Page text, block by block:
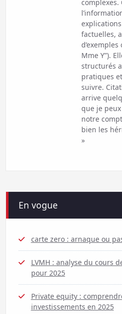
complexes.
factuelles,
d’exemples
Mme Y”).
structurés
pratiques
suivre.
arrive
que je
notre
bien les
»
En vogue
carte zero : arnaque ou
LVMH : analyse du cours
pour 2025
Private equity :
investissements en 2025